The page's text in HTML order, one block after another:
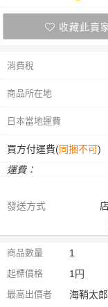
收藏此賣
消費稅
商品所在地
日本當地運費
買方付運費(同捆不可)
運費：
發送方式
商品數量 1
起標價格 1円
最高出價者 海鞘太